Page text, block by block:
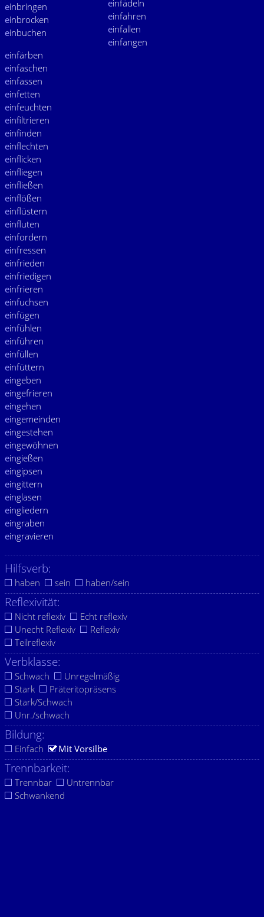
einbringen
einbrocken
einbuchen
einfädeln
einfahren
einfallen
einfangen
einfärben
einfaschen
einfassen
einfetten
einfeuchten
einfiltrieren
einfinden
einflechten
einflicken
einfliegen
einfließen
einflößen
einflüstern
einfluten
einfordern
einfressen
einfrieden
einfriedigen
einfrieren
einfuchsen
einfügen
einfühlen
einführen
einfüllen
einfüttern
eingeben
eingefrieren
eingehen
eingemeinden
eingestehen
eingewöhnen
eingießen
eingipsen
eingittern
einglasen
eingliedern
eingraben
eingravieren
Hilfsverb:
haben sein haben/sein
Reflexivität:
Nicht reflexiv
Echt reflexiv
Unecht Reflexiv
Reflexiv
Teilreflexiv
Verbklasse:
Schwach
Unregelmäßig
Stark
Präteritopräsens
Stark/Schwach
Unr./schwach
Bildung:
Einfach Mit Vorsilbe
Trennbarkeit:
Trennbar
Untrennbar
Schwankend